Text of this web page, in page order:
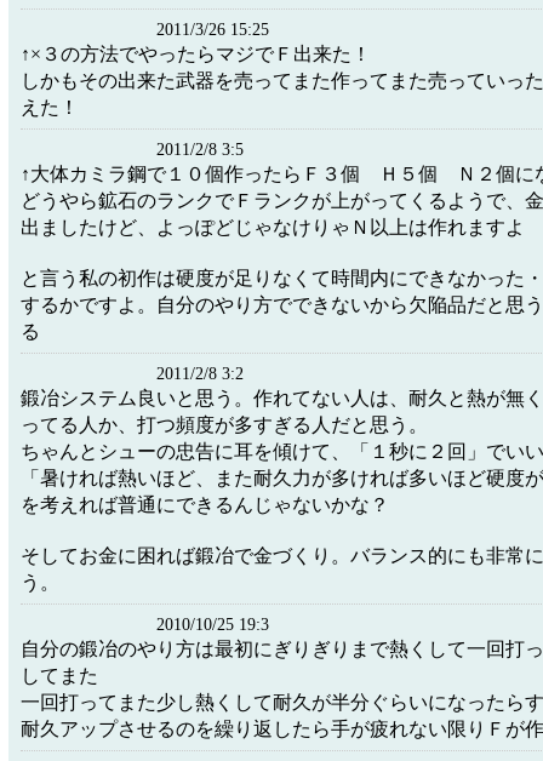
2011/3/26 15:25
↑×３の方法でやったらマジでＦ出来た！
しかもその出来た武器を売ってまた作ってまた売っていっ
えた！
2011/2/8 3:5
↑大体カミラ鋼で１０個作ったらＦ３個 Ｈ５個 Ｎ２個に
どうやら鉱石のランクでＦランクが上がってくるようで、
出ましたけど、よっぽどじゃなけりゃＮ以上は作れますよ
と言う私の初作は硬度が足りなくて時間内にできなかった
するかですよ。自分のやり方でできないから欠陥品だと思
る
2011/2/8 3:2
鍛冶システム良いと思う。作れてない人は、耐久と熱が無
ってる人か、打つ頻度が多すぎる人だと思う。
ちゃんとシューの忠告に耳を傾けて、「１秒に２回」でい
「暑ければ熱いほど、また耐久力が多ければ多いほど硬度
を考えれば普通にできるんじゃないかな？
そしてお金に困れば鍛冶で金づくり。バランス的にも非常
う。
2010/10/25 19:3
自分の鍛冶のやり方は最初にぎりぎりまで熱くして一回打
してまた
一回打ってまた少し熱くして耐久が半分ぐらいになったら
耐久アップさせるのを繰り返したら手が疲れない限りＦが